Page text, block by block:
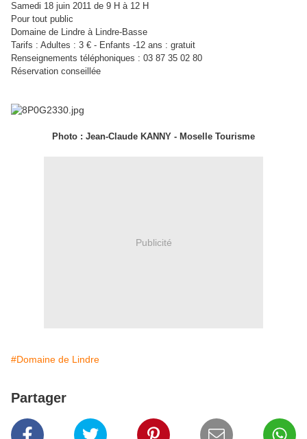
Samedi 18 juin 2011 de 9 H à 12 H
Pour tout public
Domaine de Lindre à Lindre-Basse
Tarifs : Adultes : 3 € - Enfants -12 ans : gratuit
Renseignements téléphoniques : 03 87 35 02 80
Réservation conseillée
Photo : Jean-Claude KANNY - Moselle Tourisme
Publicité
#Domaine de Lindre
Partager